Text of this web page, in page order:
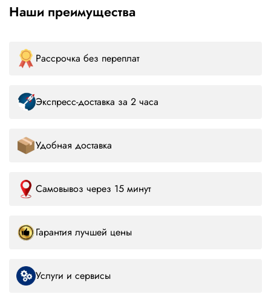
Наши преимущества
Рассрочка без переплат
Экспресс-доставка за 2 часа
Удобная доставка
Самовывоз через 15 минут
Гарантия лучшей цены
Услуги и сервисы